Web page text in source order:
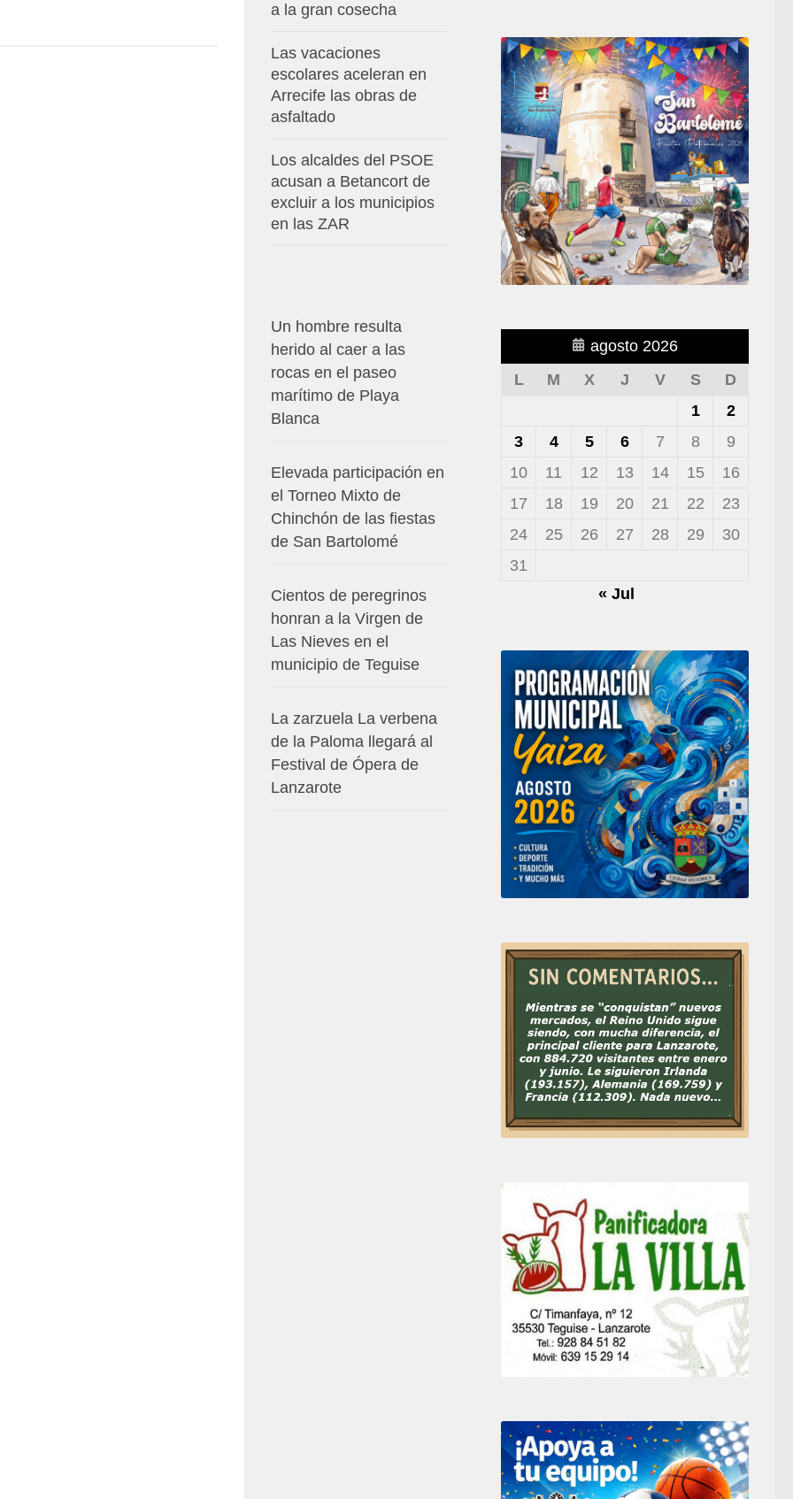
agosto 2026
L
M X J V S
D
1
2
3
4 5 6 7 8
9
10
11 12 13 14 15
16
17
18 19 20 21 22
23
24
25 26 27 28 29
30
31
« Jul
a la gran cosecha
Las vacaciones
escolares aceleran en
Arrecife las obras de
asfaltado
Los alcaldes del PSOE
acusan a Betancort de
excluir a los municipios
en las ZAR
Un hombre resulta
herido al caer a las
rocas en el paseo
marítimo de Playa
Blanca
Elevada participación en
el Torneo Mixto de
Chinchón de las fiestas
de San Bartolomé
Cientos de peregrinos
honran a la Virgen de
Las Nieves en el
municipio de Teguise
La zarzuela La verbena
de la Paloma llegará al
Festival de Ópera de
Lanzarote